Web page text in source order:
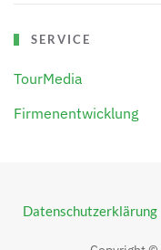
SERVICE
TourMedia
Firmenentwicklung
Datenschutzerklärung